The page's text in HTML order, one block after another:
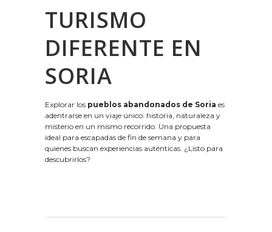
TURISMO
DIFERENTE EN
SORIA
Explorar los pueblos abandonados de Soria es
adentrarse en un viaje único: historia, naturaleza y
misterio en un mismo recorrido. Una propuesta
ideal para escapadas de fin de semana y para
quienes buscan experiencias auténticas. ¿Listo para
descubrirlos?